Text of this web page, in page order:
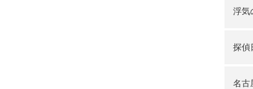
浮気
探偵
名古